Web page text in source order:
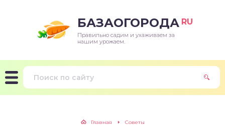
БАЗАОГОРОДА RU
Правильно садим и ухаживаем за
нашим урожаем.
Главная Советы